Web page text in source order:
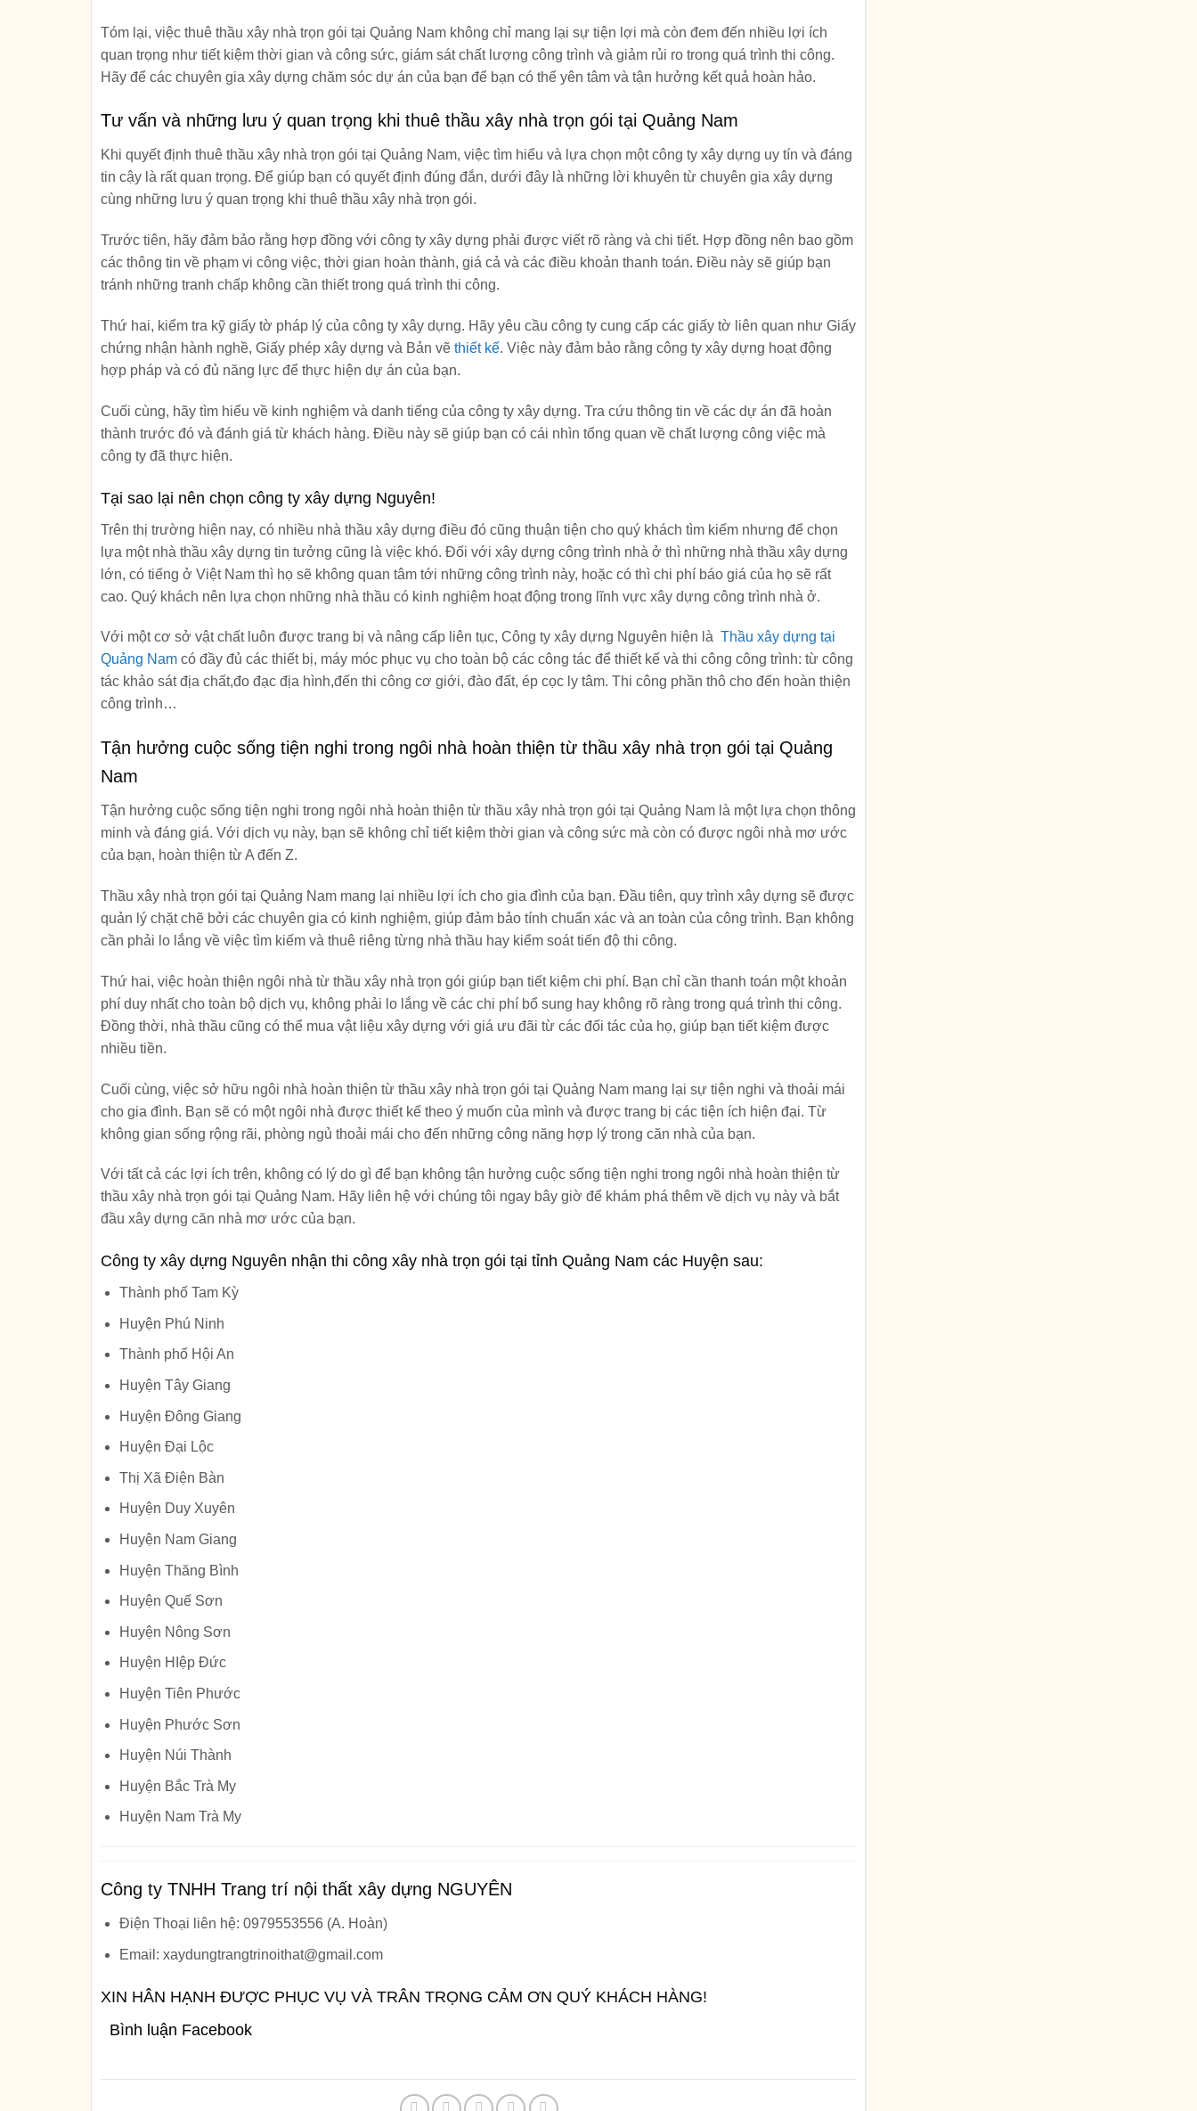
Tóm lại, việc thuê thầu xây nhà trọn gói tại Quảng Nam không chỉ mang lại sự tiện lợi mà còn đem đến nhiều lợi ích
quan trọng như tiết kiệm thời gian và công sức, giám sát chất lượng công trình và giảm rủi ro trong quá trình thi công.
Hãy để các chuyên gia xây dựng chăm sóc dự án của bạn để bạn có thể yên tâm và tận hưởng kết quả hoàn hảo.
Tư vấn và những lưu ý quan trọng khi thuê thầu xây nhà trọn gói tại Quảng Nam
Khi quyết định thuê thầu xây nhà trọn gói tại Quảng Nam, việc tìm hiểu và lựa chọn một công ty xây dựng uy tín và đáng
tin cậy là rất quan trọng. Để giúp bạn có quyết định đúng đắn, dưới đây là những lời khuyên từ chuyên gia xây dựng
cùng những lưu ý quan trọng khi thuê thầu xây nhà trọn gói.
Trước tiên, hãy đảm bảo rằng hợp đồng với công ty xây dựng phải được viết rõ ràng và chi tiết. Hợp đồng nên bao gồm
các thông tin về phạm vi công việc, thời gian hoàn thành, giá cả và các điều khoản thanh toán. Điều này sẽ giúp bạn
tránh những tranh chấp không cần thiết trong quá trình thi công.
Thứ hai, kiểm tra kỹ giấy tờ pháp lý của công ty xây dựng. Hãy yêu cầu công ty cung cấp các giấy tờ liên quan như Giấy
chứng nhận hành nghề, Giấy phép xây dựng và Bản vẽ thiết kế. Việc này đảm bảo rằng công ty xây dựng hoạt động
hợp pháp và có đủ năng lực để thực hiện dự án của bạn.
Cuối cùng, hãy tìm hiểu về kinh nghiệm và danh tiếng của công ty xây dựng. Tra cứu thông tin về các dự án đã hoàn
thành trước đó và đánh giá từ khách hàng. Điều này sẽ giúp bạn có cái nhìn tổng quan về chất lượng công việc mà
công ty đã thực hiện.
Tại sao lại nên chọn công ty xây dựng Nguyên!
Trên thị trường hiện nay, có nhiều nhà thầu xây dựng điều đó cũng thuận tiện cho quý khách tìm kiếm nhưng để chọn
lựa một nhà thầu xây dựng tin tưởng cũng là việc khó. Đối với xây dựng công trình nhà ở thì những nhà thầu xây dựng
lớn, có tiếng ở Việt Nam thì họ sẽ không quan tâm tới những công trình này, hoặc có thì chi phí báo giá của họ sẽ rất
cao. Quý khách nên lựa chọn những nhà thầu có kinh nghiệm hoạt động trong lĩnh vực xây dựng công trình nhà ở.
Với một cơ sở vật chất luôn được trang bị và nâng cấp liên tục, Công ty xây dựng Nguyên hiện là Thầu xây dựng tại
Quảng Nam có đầy đủ các thiết bị, máy móc phục vụ cho toàn bộ các công tác để thiết kế và thi công công trình: từ công
tác khảo sát địa chất,đo đạc địa hình,đến thi công cơ giới, đào đất, ép cọc ly tâm. Thi công phần thô cho đến hoàn thiện
công trình…
Tận hưởng cuộc sống tiện nghi trong ngôi nhà hoàn thiện từ thầu xây nhà trọn gói tại Quảng
Nam
Tận hưởng cuộc sống tiện nghi trong ngôi nhà hoàn thiện từ thầu xây nhà trọn gói tại Quảng Nam là một lựa chọn thông
minh và đáng giá. Với dịch vụ này, bạn sẽ không chỉ tiết kiệm thời gian và công sức mà còn có được ngôi nhà mơ ước
của bạn, hoàn thiện từ A đến Z.
Thầu xây nhà trọn gói tại Quảng Nam mang lại nhiều lợi ích cho gia đình của bạn. Đầu tiên, quy trình xây dựng sẽ được
quản lý chặt chẽ bởi các chuyên gia có kinh nghiệm, giúp đảm bảo tính chuẩn xác và an toàn của công trình. Bạn không
cần phải lo lắng về việc tìm kiếm và thuê riêng từng nhà thầu hay kiểm soát tiến độ thi công.
Thứ hai, việc hoàn thiện ngôi nhà từ thầu xây nhà trọn gói giúp bạn tiết kiệm chi phí. Bạn chỉ cần thanh toán một khoản
phí duy nhất cho toàn bộ dịch vụ, không phải lo lắng về các chi phí bổ sung hay không rõ ràng trong quá trình thi công.
Đồng thời, nhà thầu cũng có thể mua vật liệu xây dựng với giá ưu đãi từ các đối tác của họ, giúp bạn tiết kiệm được
nhiều tiền.
Cuối cùng, việc sở hữu ngôi nhà hoàn thiện từ thầu xây nhà trọn gói tại Quảng Nam mang lại sự tiện nghi và thoải mái
cho gia đình. Bạn sẽ có một ngôi nhà được thiết kế theo ý muốn của mình và được trang bị các tiện ích hiện đại. Từ
không gian sống rộng rãi, phòng ngủ thoải mái cho đến những công năng hợp lý trong căn nhà của bạn.
Với tất cả các lợi ích trên, không có lý do gì để bạn không tận hưởng cuộc sống tiện nghi trong ngôi nhà hoàn thiện từ
thầu xây nhà trọn gói tại Quảng Nam. Hãy liên hệ với chúng tôi ngay bây giờ để khám phá thêm về dịch vụ này và bắt
đầu xây dựng căn nhà mơ ước của bạn.
Công ty xây dựng Nguyên nhận thi công xây nhà trọn gói tại tỉnh Quảng Nam các Huyện sau:
Thành phố Tam Kỳ
Huyện Phú Ninh
Thành phố Hội An
Huyện Tây Giang
Huyện Đông Giang
Huyện Đại Lộc
Thị Xã Điện Bàn
Huyện Duy Xuyên
Huyện Nam Giang
Huyện Thăng Bình
Huyện Quế Sơn
Huyện Nông Sơn
Huyện HIệp Đức
Huyện Tiên Phước
Huyện Phước Sơn
Huyện Núi Thành
Huyện Bắc Trà My
Huyện Nam Trà My
Công ty TNHH Trang trí nội thất xây dựng NGUYÊN
Điện Thoại liên hệ: 0979553556 (A. Hoàn)
Email: xaydungtrangtrinoithat@gmail.com
XIN HÂN HẠNH ĐƯỢC PHỤC VỤ VÀ TRÂN TRỌNG CẢM ƠN QUÝ KHÁCH HÀNG!
Bình luận Facebook